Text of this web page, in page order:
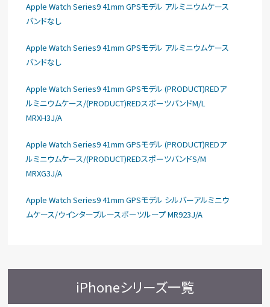
Apple Watch Series9 41mm GPSモデル アルミニウムケース
バンドなし
Apple Watch Series9 41mm GPSモデル アルミニウムケース
バンドなし
Apple Watch Series9 41mm GPSモデル (PRODUCT)REDア
ルミニウムケース/(PRODUCT)REDスポーツバンドM/L
MRXH3J/A
Apple Watch Series9 41mm GPSモデル (PRODUCT)REDア
ルミニウムケース/(PRODUCT)REDスポーツバンドS/M
MRXG3J/A
Apple Watch Series9 41mm GPSモデル シルバーアルミニウ
ムケース/ウインターブルースポーツループ MR923J/A
iPhoneシリーズ一覧